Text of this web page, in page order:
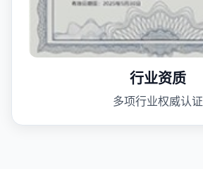
行业资质
多项行业权威认证